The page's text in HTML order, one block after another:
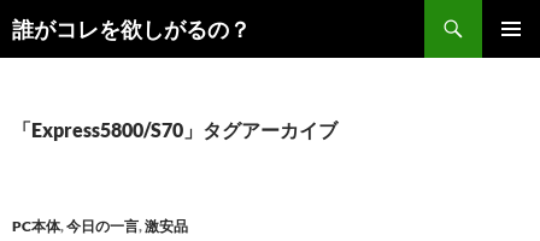
コ
ン誰がコレを欲しがるの？
検
索
「Express5800/S70」タグアーカイブ
PC本体,今日の一言,激安品